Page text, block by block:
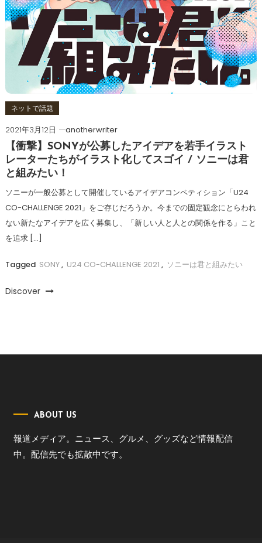
ネットで話題
2021年3月12日
anotherwriter
【衝撃】SONYが公募したアイデアを若手イラスト
レーターたちがイラスト化してスゴイ / ソニーは君
と組みたい！
ソニーが一般公募として開催しているアイデアコンペティション「U24
CO-CHALLENGE 2021」をご存じだろうか。今までの固定観念にとらわれ
ない新たなアイデアを広く募集し、「新しい人と人との関係を作る」こと
を追求 […]
Tagged SONY, U24 CO-CHALLENGE 2021 , ソニーは君と組みたい
Discover
ABOUT US
報道メディア。ニュース、グルメ、グッズなど情報配信
中。配信先でも拡散中です。